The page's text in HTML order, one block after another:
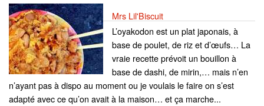
Mrs Lil'Biscuit
L’oyakodon est un plat japonais, à
base de poulet, de riz et d’œufs… La
vraie recette prévoit un bouillon à
base de dashi, de mirin,… mais n’en
n’ayant pas à dispo au moment ou je voulais le faire on s’est
adapté avec ce qu’on avait à la maison… et ça marche...